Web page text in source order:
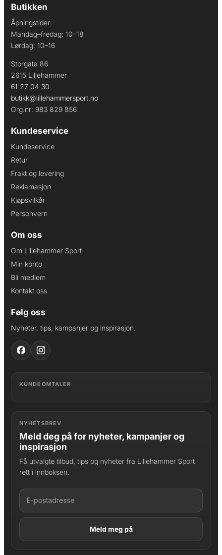
Butikken
Åpningstider:
Mandag–fredag: 10–18
Lørdag: 10–16
Storgata 86
2615 Lillehammer
61 27 04 30
butikk@lillehammersport.no
Org.nr: 983 829 856
Kundeservice
Kundeservice
Retur
Frakt og levering
Reklamasjon
Kjøpsvilkår
Personvern
Om oss
Om Lillehammer Sport
Min konto
Bli medlem
Kontakt oss
Følg oss
Nyheter, tips, kampanjer og inspirasjon.
KUNDEOMTALER
NYHETSBREV
Meld deg på for nyheter, kampanjer og
inspirasjon
Få utvalgte tilbud, tips og nyheter fra Lillehammer Sport
rett i innboksen.
LAGT I HANDLEKURV
Produktet er lagt til